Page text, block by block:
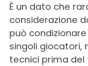
È un dato che
considerazione
può
singoli giocatori,
tecnici prima del